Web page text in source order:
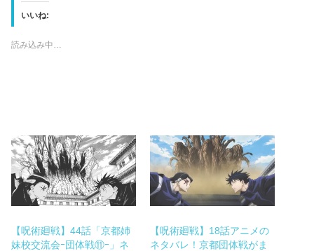
いいね:
読み込み中…
【呪術廻戦】44話「京都姉
妹校交流会ｰ団体戦⑪ｰ」ネ
【呪術廻戦】18話アニメの
ネタバレ！京都団体戦がま